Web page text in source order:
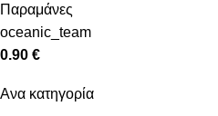
Ανα κατηγορία
Παραμάνες
oceanic_team
0.90 €